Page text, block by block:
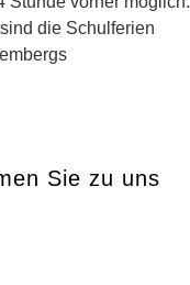
die Schulferien
Sie zu uns